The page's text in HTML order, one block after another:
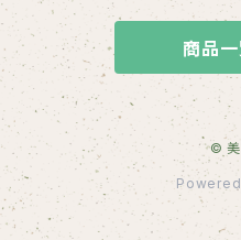
商品
© 美